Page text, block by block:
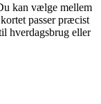
kan vælge mellem
passer præcist
hverdagsbrug eller